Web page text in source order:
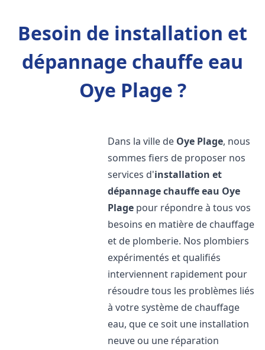
Besoin de installation et
dépannage chauffe eau
Oye Plage ?
Dans la ville de Oye Plage, nous
sommes fiers de proposer nos
services d'installation et
dépannage chauffe eau Oye
Plage pour répondre à tous vos
besoins en matière de chauffage
et de plomberie. Nos plombiers
expérimentés et qualifiés
interviennent rapidement pour
résoudre tous les problèmes liés
à votre système de chauffage
eau, que ce soit une installation
neuve ou une réparation